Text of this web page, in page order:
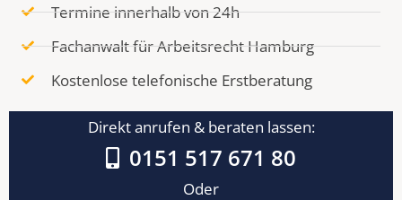
Termine innerhalb von 24h
Fachanwalt für Arbeitsrecht Hamburg
Kostenlose telefonische Erstberatung
Direkt anrufen & beraten lassen:
0151 517 671 80
Oder